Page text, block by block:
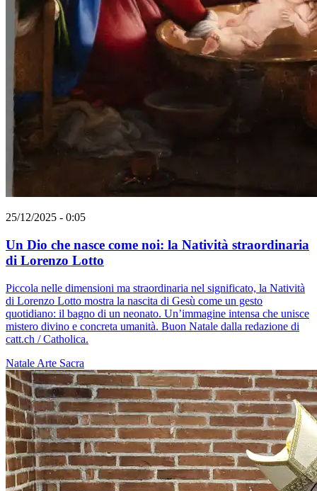
25/12/2025 - 0:05
Un Dio che nasce come noi: la Natività straordinaria
di Lorenzo Lotto
Piccola nelle dimensioni ma straordinaria nel significato, la Natività
di Lorenzo Lotto mostra la nascita di Gesù come un gesto
quotidiano: il bagno di un neonato. Un’immagine intensa che unisce
mistero divino e concreta umanità. Buon Natale dalla redazione di
catt.ch / Catholica.
Natale Arte Sacra